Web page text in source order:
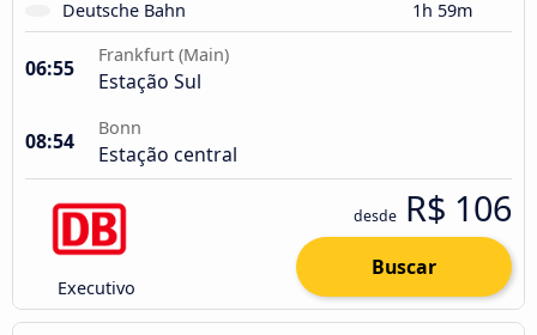
Deutsche Bahn 1h 59m
06:55
Frankfurt (Main)
Estação Sul
08:54
Bonn
Estação central
Executivo
desde R$ 106
Buscar